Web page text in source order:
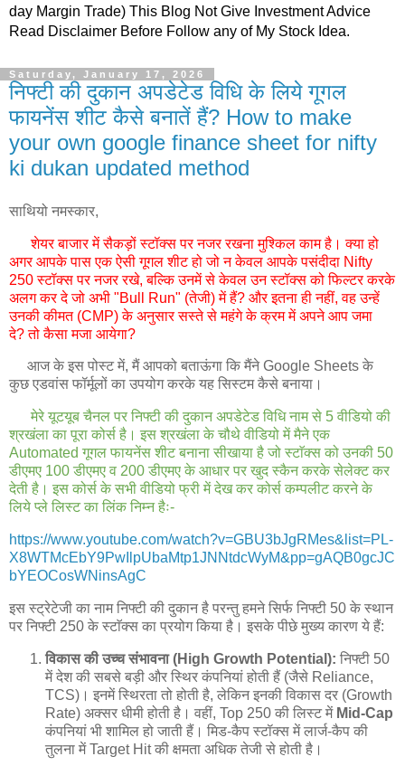
day Margin Trade) This Blog Not Give Investment Advice
Read Disclaimer Before Follow any of My Stock Idea.
Saturday, January 17, 2026
निफ्टी की दुकान अपडेटेड विधि के लिये गूगल
फायनेंस शीट कैसे बनातें हैं? How to make
your own google finance sheet for nifty
ki dukan updated method
साथियो नमस्कार,
शेयर बाजार में सैकड़ों स्टॉक्स पर नजर रखना मुश्किल काम है। क्या हो
अगर आपके पास एक ऐसी गूगल शीट हो जो न केवल आपके पसंदीदा Nifty
250 स्टॉक्स पर नजर रखे, बल्कि उनमें से केवल उन स्टॉक्स को फिल्टर करके
अलग कर दे जो अभी "Bull Run" (तेजी) में हैं? और इतना ही नहीं, वह उन्हें
उनकी कीमत (CMP) के अनुसार सस्ते से महंगे के क्रम में अपने आप जमा
दे? तो कैसा मजा आयेगा?
आज के इस पोस्ट में, मैं आपको बताऊंगा कि मैंने Google Sheets के
कुछ एडवांस फॉर्मूलों का उपयोग करके यह सिस्टम कैसे बनाया।
मेरे यूटयूब चैनल पर निफ्टी की दुकान अपडेटेड विधि नाम से 5 वीडियो की
श्रखंला का पूरा कोर्स है। इस श्रखंला के चौथे वीडियो में मैने एक
Automated गूगल फायनेंस शीट बनाना सीखाया है जो स्टाॅक्स को उनकी 50
डीएमए 100 डीएमए व 200 डीएमए के आधार पर खुद स्कैन करके सेलेक्ट कर
देती है। इस कोर्स के सभी वीडियो फ्री में देख कर कोर्स कम्पलीट करने के
लिये प्ले लिस्ट का लिंक निम्न हैः-
https://www.youtube.com/watch?v=GBU3bJgRMes&list=PL-
X8WTMcEbY9PwIlpUbaMtp1JNNtdcWyM&pp=gAQB0gcJC
bYEOCosWNinsAgC
इस स्ट्रेटेजी का नाम निफ्टी की दुकान है परन्तु हमने सिर्फ निफ्टी 50 के स्थान
पर निफ्टी 250 के स्टाॅक्स का प्रयोग किया है। इसके पीछे मुख्य कारण ये हैं:
विकास की उच्च संभावना (High Growth Potential): निफ्टी 50
में देश की सबसे बड़ी और स्थिर कंपनियां होती हैं (जैसे Reliance,
TCS)। इनमें स्थिरता तो होती है, लेकिन इनकी विकास दर (Growth
Rate) अक्सर धीमी होती है। वहीं, Top 250 की लिस्ट में Mid-Cap
कंपनियां भी शामिल हो जाती हैं। मिड-कैप स्टॉक्स में लार्ज-कैप की
तुलना में Target Hit की क्षमता अधिक तेजी से होती है।